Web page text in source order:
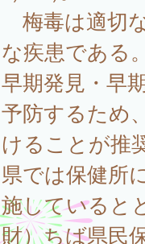
梅毒は適切
な疾患である。
早期発見・早
予防するため
けることが推
県では保健所
施していると
財）ちば県民